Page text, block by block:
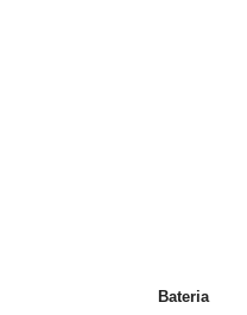
Bateria